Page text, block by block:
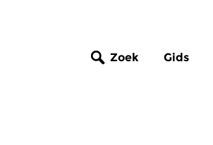
Zoek Gids